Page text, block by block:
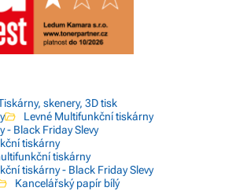
skenery, 3D tisk
Levné Multifunkční tiskárny
- Black Friday Slevy
tiskárny
tiskárny
tiskárny - Black Friday Slevy
Kancelářský papír bílý